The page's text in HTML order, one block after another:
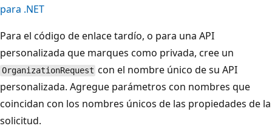
para .NET
Para el código de enlace tardío, o para una API
personalizada que marques como privada, cree un
OrganizationRequest con el nombre único de su API
personalizada. Agregue parámetros con nombres que
coincidan con los nombres únicos de las propiedades de la
solicitud.